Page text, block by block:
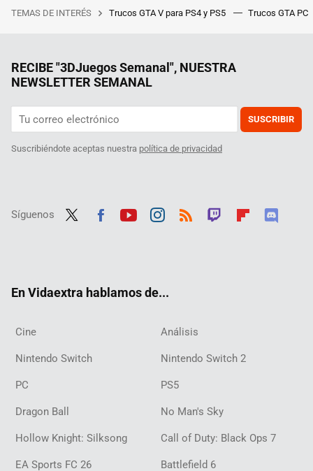
TEMAS DE INTERÉS Trucos GTA V para PS4 y PS5 Trucos GTA PC
RECIBE "3DJuegos Semanal", NUESTRA
NEWSLETTER SEMANAL
SUSCRIBIR
Suscribiéndote aceptas nuestra política de privacidad
Síguenos
En Vidaextra hablamos de...
Cine Análisis
Nintendo Switch Nintendo Switch 2
PC PS5
Dragon Ball No Man's Sky
Hollow Knight: Silksong Call of Duty: Black Ops 7
EA Sports FC 26 Battlefield 6